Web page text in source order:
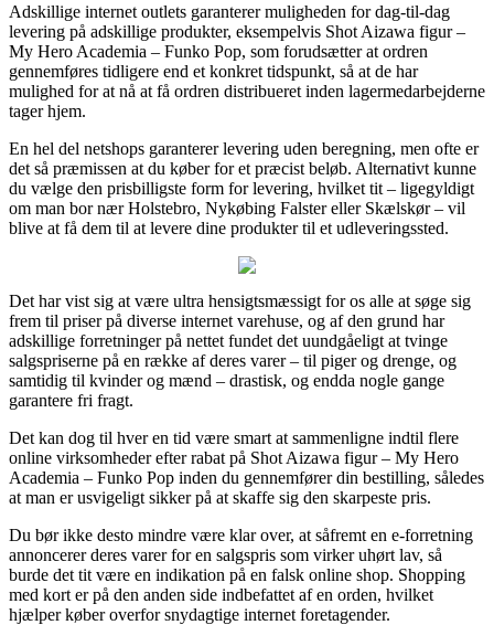
Adskillige internet outlets garanterer muligheden for dag-til-dag
levering på adskillige produkter, eksempelvis Shot Aizawa figur –
My Hero Academia – Funko Pop, som forudsætter at ordren
gennemføres tidligere end et konkret tidspunkt, så at de har
mulighed for at nå at få ordren distribueret inden lagermedarbejderne
tager hjem.
En hel del netshops garanterer levering uden beregning, men ofte er
det så præmissen at du køber for et præcist beløb. Alternativt kunne
du vælge den prisbilligste form for levering, hvilket tit – ligegyldigt
om man bor nær Holstebro, Nykøbing Falster eller Skælskør – vil
blive at få dem til at levere dine produkter til et udleveringssted.
Det har vist sig at være ultra hensigtsmæssigt for os alle at søge sig
frem til priser på diverse internet varehuse, og af den grund har
adskillige forretninger på nettet fundet det uundgåeligt at tvinge
salgspriserne på en række af deres varer – til piger og drenge, og
samtidig til kvinder og mænd – drastisk, og endda nogle gange
garantere fri fragt.
Det kan dog til hver en tid være smart at sammenligne indtil flere
online virksomheder efter rabat på Shot Aizawa figur – My Hero
Academia – Funko Pop inden du gennemfører din bestilling, således
at man er usvigeligt sikker på at skaffe sig den skarpeste pris.
Du bør ikke desto mindre være klar over, at såfremt en e-forretning
annoncerer deres varer for en salgspris som virker uhørt lav, så
burde det tit være en indikation på en falsk online shop. Shopping
med kort er på den anden side indbefattet af en orden, hvilket
hjælper køber overfor snydagtige internet foretagender.